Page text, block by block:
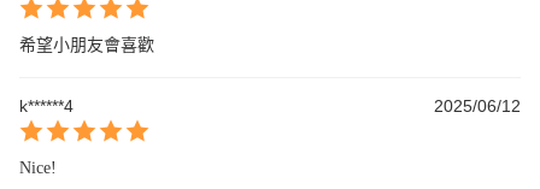
希望小朋友會喜歡
k******4 2025/06/12
Nice!